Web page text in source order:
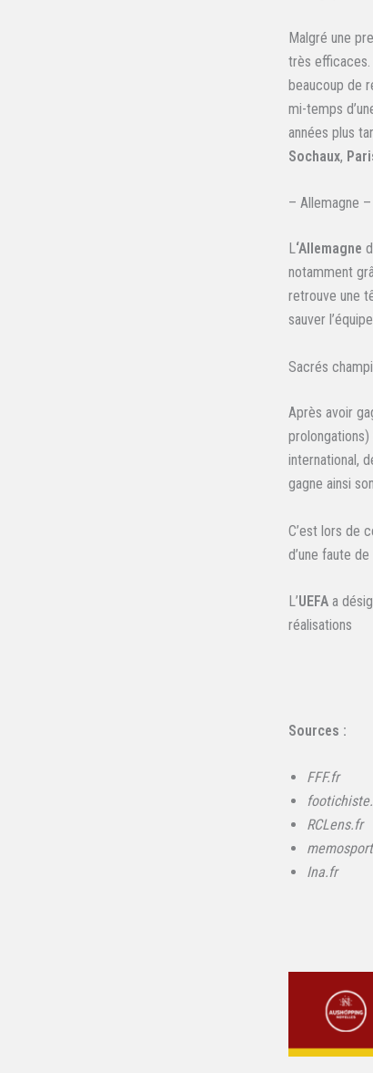
Malgré une
très efficaces.
beaucoup de
mi-temps
années plus
Sochaux,
– Allemagne
L‘Allemagne
notamment
retrouve une
sauver
Sacrés
Après avoir
international,
gagne ainsi
C’est lors de
d’une faute
L’UEFA a
réalisations
Sources :
FFF.fr
RCLens.fr
Ina.fr